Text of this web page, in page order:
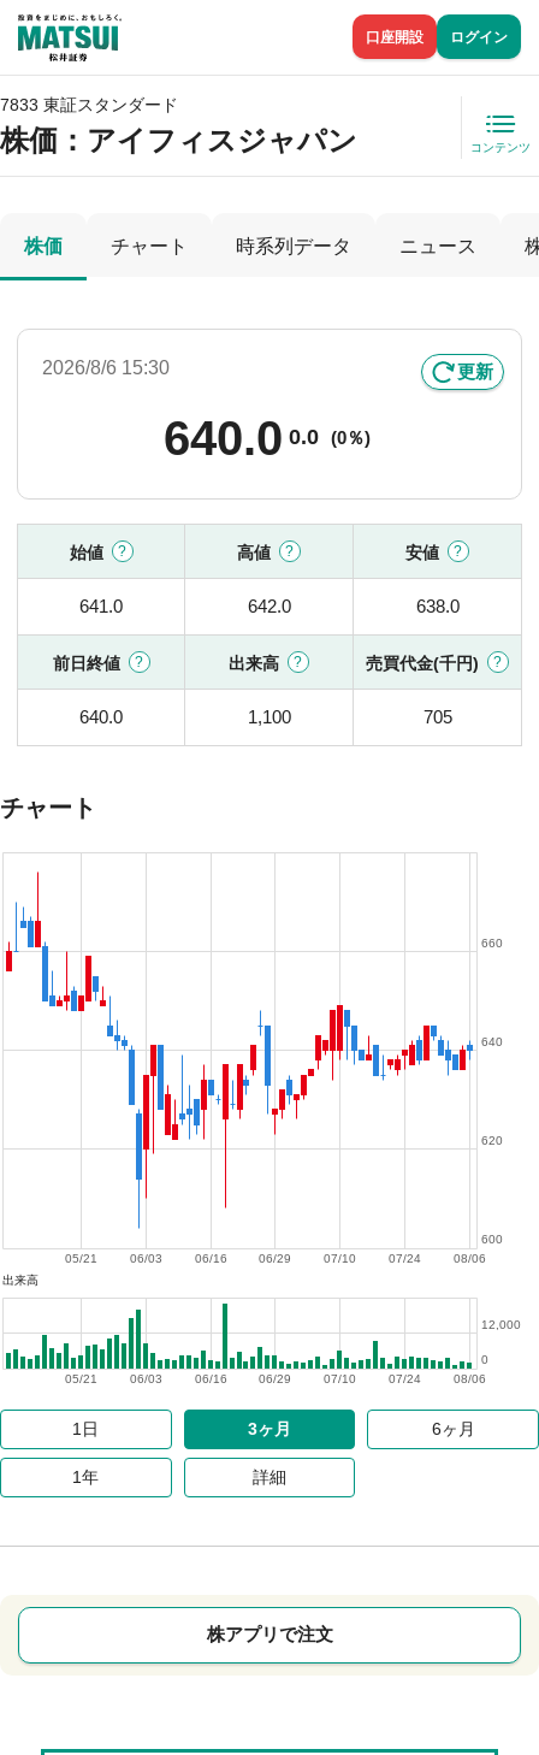
口座開設 ログイン
7833 東証スタンダード
株価 ：アイフィスジャパン コンテンツ
株価 チャート 時系列データ ニュース
2026/8/6 15:30 更新
640.0 0.0 (0％)
始値 高値 安値
641.0 642.0 638.0
前日終値 出来高 売買代金(千円)
640.0 1,100 705
チャート
08/06
07/24
07/10
06/29
06/16
06/03
05/21
600
620
640
660
出来高
08/06
07/24
07/10
06/29
06/16
06/03
05/21
0
12,000
1日 3ヶ月 6ヶ月
1年 詳細
株アプリで注文